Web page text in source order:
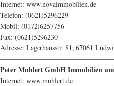
Internet: www.novaimmobilien.de
Telefon: (0621)5296229
Mobil: (0172)6257756
Fax: (0621)5296230
Adresse: Lagerhausstr. 81; 67061
Peter Muhlert GmbH Immobilien
Internet: www.muhlert.de